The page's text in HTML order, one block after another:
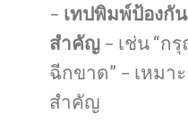
– เทปพิมพ์ป้องกั
สำคัญ – เช่น “ก
ฉีกขาด” – เหมา
สำคัญ